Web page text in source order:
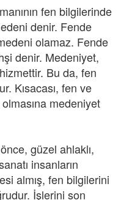
fen bilgilerinde
denir. Fende
olamaz. Fende
denir. Medeniyet,
Bu da, fen
Kısacası, fen ve
medeniyet
güzel ahlaklı,
insanların
almış, fen bilgilerini
İşlerini son